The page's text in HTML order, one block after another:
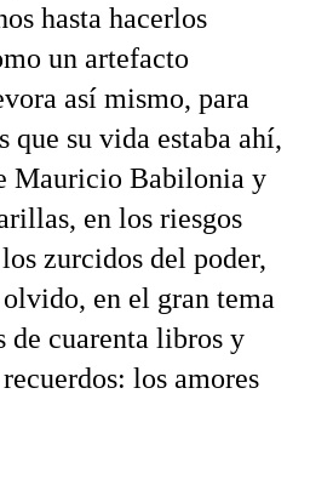
hasta hacerlos
un artefacto
así mismo, para
que su vida estaba ahí,
Mauricio Babilonia y
en los riesgos
zurcidos del poder,
en el gran tema
de cuarenta libros y
los amores